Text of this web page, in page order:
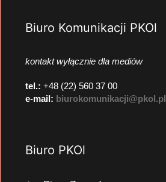
Biuro Komunikacji PKOl
kontakt wyłącznie dla mediów
tel.: +48 (22) 560 37 00
e-mail: biurokomunikacji@pkol.pl
Biuro PKOl